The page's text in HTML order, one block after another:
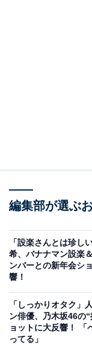
編集部が選ぶ
「設楽さんとは珍し
希、バナナマン設楽
ンバーとの新年会シ
響！
「しっかりオタク」
ン俳優、乃木坂46の
ョットに大反響！ 「
ってる」